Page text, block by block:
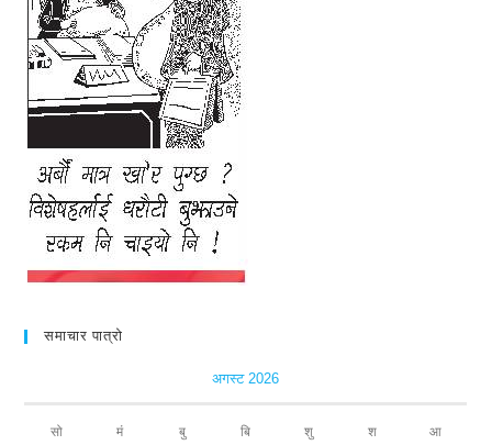
समाचार पात्रो
अगस्ट 2026
सो मं बु बि शु श आ